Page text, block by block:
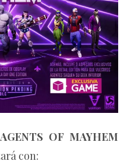
AGENTS OF MAYHEM
con: